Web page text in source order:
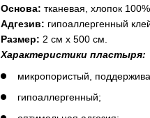
Основа: тканевая, хлопок
Адгезив: гипоаллергенный
Размер: 2 см х 500 см.
Характеристики пластыря:
микропористый,
гипоаллергенный;